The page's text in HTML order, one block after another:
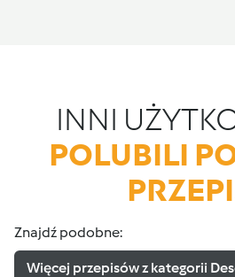
INNI
POLUBILI
Znajdź podobne:
Więcej przepisów z kategorii